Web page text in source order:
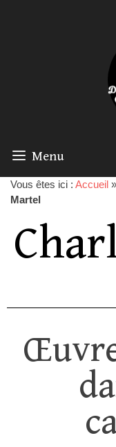
Menu
Vous êtes ici : Accueil »
Martel